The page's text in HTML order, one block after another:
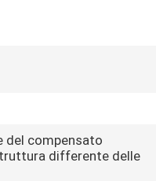
del compensato
differente delle